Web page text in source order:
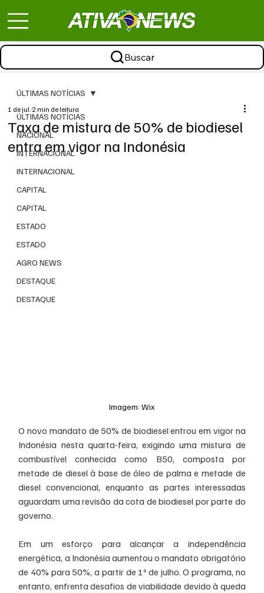
Buscar
ÚLTIMAS NOTÍCIAS
NACIONAL
INTERNACIONAL
INTERNACIONAL
CAPITAL
CAPITAL
ESTADO
ESTADO
AGRO NEWS
DESTAQUE
DESTAQUE
ÚLTIMAS NOTÍCIAS
Taxa de mistura de 50% de biodiesel
entra em vigor na Indonésia
1 de jul.2 min de leitura
Imagem: Wix
O novo mandato de 50% de biodiesel entrou em vigor na
Indonésia nesta quarta-feira, exigindo uma mistura de
combustível conhecida como B50, composta por
metade de diesel à base de óleo de palma e metade de
diesel convencional, enquanto as partes interessadas
aguardam uma revisão da cota de biodiesel por parte do
governo.
Em um esforço para alcançar a independência
energética, a Indonésia aumentou o mandato obrigatório
de 40% para 50%, a partir de 1º de julho. O programa, no
entanto, enfrenta desafios de viabilidade devido à queda